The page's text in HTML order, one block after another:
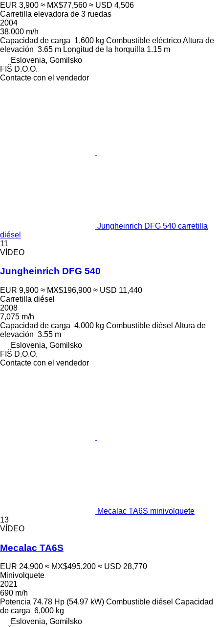
EUR 3,900 ≈ MX$77,560 ≈ USD 4,506
Carretilla elevadora de 3 ruedas
2004
38,000 m/h
Capacidad de carga 1,600 kg Combustible eléctricoAltura de
elevación 3.65 m Longitud de la horquilla 1.15 m
Eslovenia, Gomilsko
FIŠ D.O.O.
Contacte con el vendedor
Jungheinrich DFG 540 carretilla
diésel
11
VÍDEO
Jungheinrich DFG 540
EUR 9,900 ≈ MX$196,900 ≈ USD 11,440
Carretilla diésel
2008
7,075 m/h
Capacidad de carga 4,000 kg Combustible diésel Altura de
elevación 3.55 m
Eslovenia, Gomilsko
FIŠ D.O.O.
Contacte con el vendedor
Mecalac TA6S minivolquete
13
VÍDEO
Mecalac TA6S
EUR 24,900 ≈ MX$495,200 ≈ USD 28,770
Minivolquete
2021
690 m/h
Potencia 74.78 Hp (54.97 kW) Combustible diésel Capacidad
de carga 6,000 kg
Eslovenia, Gomilsko